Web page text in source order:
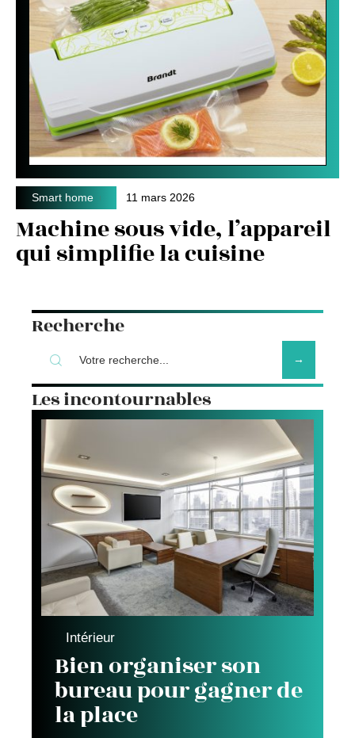
Smart home 11 mars 2026
Machine sous vide, l’appareil
qui simplifie la cuisine
Recherche
Les incontournables
Intérieur
Bien organiser son
bureau pour gagner de
la place